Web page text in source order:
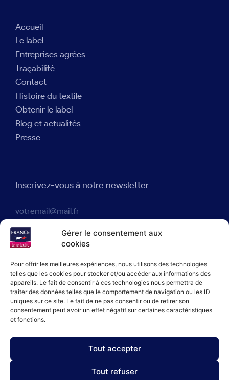
Gérer le consentement aux
cookies
Pour offrir les meilleures expériences, nous utilisons des technologies
telles que les cookies pour stocker et/ou accéder aux informations des
appareils. Le fait de consentir à ces technologies nous permettra de
traiter des données telles que le comportement de navigation ou les ID
uniques sur ce site. Le fait de ne pas consentir ou de retirer son
consentement peut avoir un effet négatif sur certaines caractéristiques
et fonctions.
Tout accepter
Tout refuser
Accueil
Le label
Entreprises agrées
Traçabilité
Contact
Histoire du textile
Obtenir le label
Blog et actualités
Presse
Inscrivez-vous à notre newsletter
J'accepte que France terre textile® enregistre mon adresse
e-mail dans le but de m'envoyer des actualités en accord avec
JE M'INSCRIS
Politique de cookies